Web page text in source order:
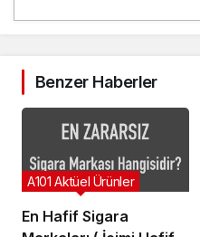
Benzer Haberler
En Hafif Sigara
A101 Aktüel Ürünler